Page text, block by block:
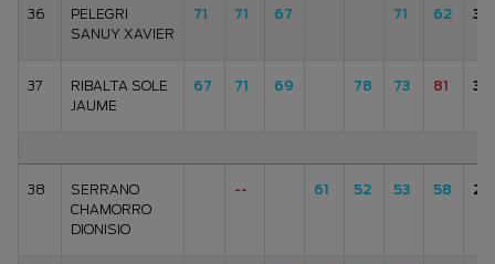
36
PELEGRI
SANUY XAVIER
71 71 67 71 62
37
RIBALTA SOLE
JAUME
67 71 69 78 73 81
38
SERRANO
CHAMORRO
DIONISIO
-- 61 52 53 58